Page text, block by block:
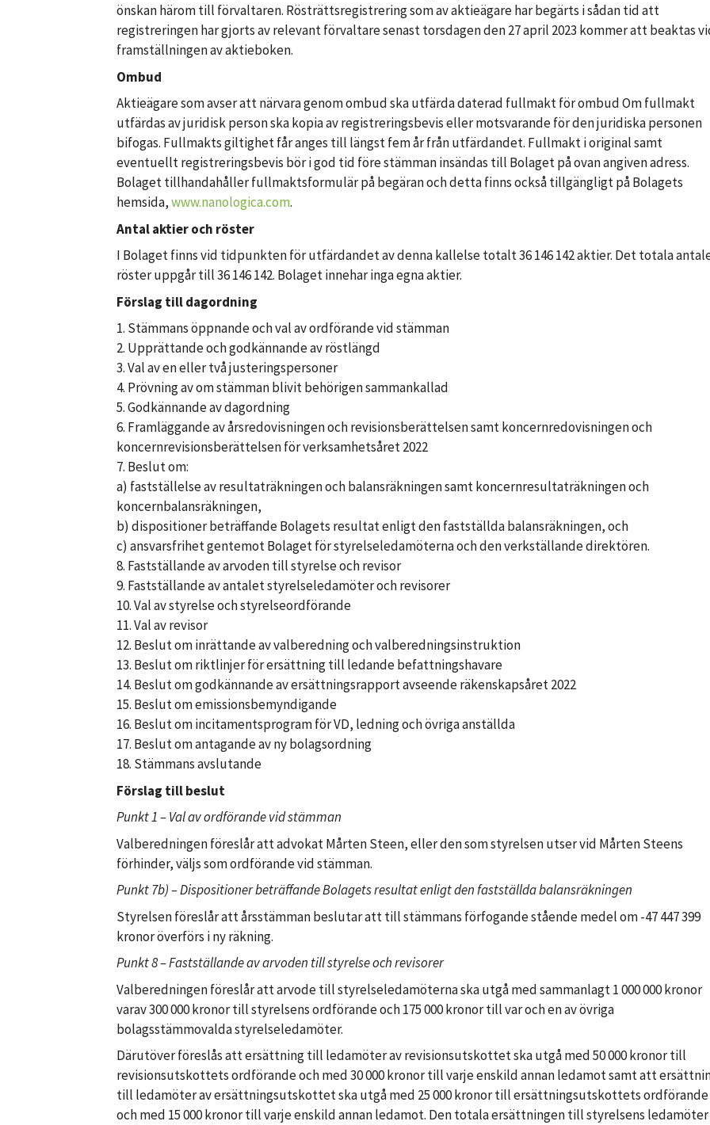
önskan härom till förvaltaren. Rösträttsregistrering som av aktieägare har begärts i sådan tid att
registreringen har gjorts av relevant förvaltare senast torsdagen den 27 april 2023 kommer att beaktas
framställningen av aktieboken.
Ombud
Aktieägare som avser att närvara genom ombud ska utfärda daterad fullmakt för ombud Om fullmakt
utfärdas av juridisk person ska kopia av registreringsbevis eller motsvarande för den juridiska personen
bifogas. Fullmakts giltighet får anges till längst fem år från utfärdandet. Fullmakt i original samt
eventuellt registreringsbevis bör i god tid före stämman insändas till Bolaget på ovan angiven adress.
Bolaget tillhandahåller fullmaktsformulär på begäran och detta finns också tillgängligt på Bolagets
hemsida,www.nanologica.com.
Antal aktier och röster
I Bolaget finns vid tidpunkten för utfärdandet av denna kallelse totalt 36 146 142 aktier. Det totala
röster uppgår till 36 146 142. Bolaget innehar inga egna aktier.
Förslag till dagordning
1. Stämmans öppnande och val av ordförande vid stämman
2. Upprättande och godkännande av röstlängd
3. Val av en eller två justeringspersoner
4. Prövning av om stämman blivit behörigen sammankallad
5. Godkännande av dagordning
6. Framläggande av årsredovisningen och revisionsberättelsen samt koncernredovisningen och
koncernrevisionsberättelsen för verksamhetsåret 2022
7. Beslut om:
a) fastställelse av resultaträkningen och balansräkningen samt koncernresultaträkningen och
koncernbalansräkningen,
b) dispositioner beträffande Bolagets resultat enligt den fastställda balansräkningen, och
c) ansvarsfrihet gentemot Bolaget för styrelseledamöterna och den verkställande direktören.
8. Fastställande av arvoden till styrelse och revisor
9. Fastställande av antalet styrelseledamöter och revisorer
10. Val av styrelse och styrelseordförande
11. Val av revisor
12. Beslut om inrättande av valberedning och valberedningsinstruktion
13. Beslut om riktlinjer för ersättning till ledande befattningshavare
14. Beslut om godkännande av ersättningsrapport avseende räkenskapsåret 2022
15. Beslut om emissionsbemyndigande
16. Beslut om incitamentsprogram för VD, ledning och övriga anställda
17. Beslut om antagande av ny bolagsordning
18. Stämmans avslutande
Förslag till beslut
Punkt 1 – Val av ordförande vid stämman
Valberedningen föreslår att advokat Mårten Steen, eller den som styrelsen utser vid Mårten Steens
förhinder, väljs som ordförande vid stämman.
Punkt 7b) – Dispositioner beträffande Bolagets resultat enligt den fastställda balansräkningen
Styrelsen föreslår att årsstämman beslutar att till stämmans förfogande stående medel om -47 447 399
kronor överförs i ny räkning.
Punkt 8 – Fastställande av arvoden till styrelse och revisorer
Valberedningen föreslår att arvode till styrelseledamöterna ska utgå med sammanlagt 1 000 000 kronor
varav 300 000 kronor till styrelsens ordförande och 175 000 kronor till var och en av övriga
bolagsstämmovalda styrelseledamöter.
Därutöver föreslås att ersättning till ledamöter av revisionsutskottet ska utgå med 50 000 kronor till
revisionsutskottets ordförande och med 30 000 kronor till varje enskild annan ledamot samt att
till ledamöter av ersättningsutskottet ska utgå med 25 000 kronor till ersättningsutskottets ordförande
och med 15 000 kronor till varje enskild annan ledamot. Den totala ersättningen till styrelsens ledamöter